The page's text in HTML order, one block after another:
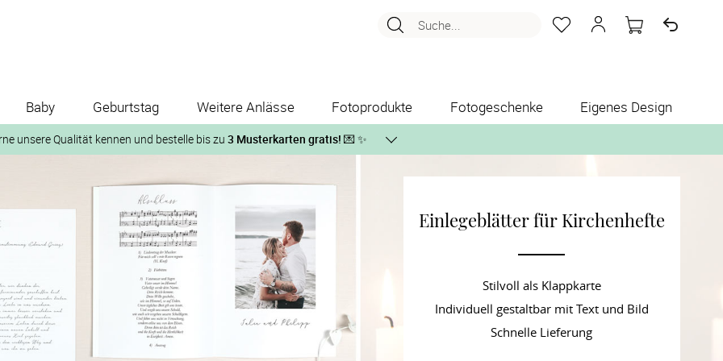
Suche...
Baby Geburtstag Weitere Anlässe Fotoprodukte Fotogeschenke Eigenes Design
unsere Qualität kennen und bestelle bis zu 3 Musterkarten gratis! 💌 ✨
Und so geht‘s:
1. Wähle bis zu 3 Kartendesigns
Musterkarte“
auf der jeweiligen Produktseite und lasse Dir die Karten kostenlos per Post zusenden.Einlegeblätter für Kirchenhefte
Stilvoll als Klappkarte
Individuell gestaltbar mit Text und Bild
Schnelle Lieferung